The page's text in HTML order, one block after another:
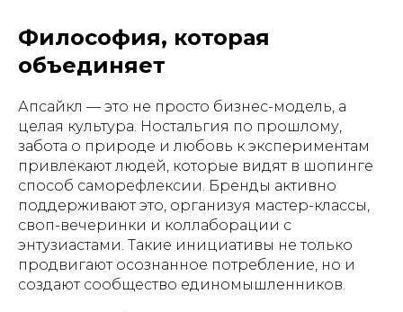
Философия, которая
объединяет
Апсайкл — это не просто бизнес-модель, а
целая культура. Ностальгия по прошлому,
забота о природе и любовь к экспериментам
привлекают людей, которые видят в шопинге
способ саморефлексии. Бренды активно
поддерживают это, организуя мастер-классы,
своп-вечеринки и коллаборации с
энтузиастами. Такие инициативы не только
продвигают осознанное потребление, но и
создают сообщество единомышленников.